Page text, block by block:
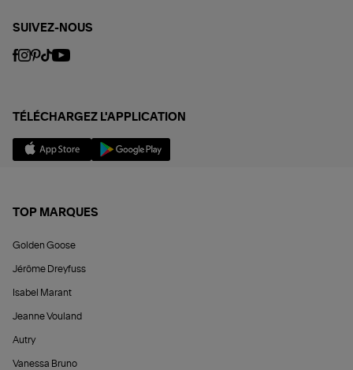
SUIVEZ-NOUS
TÉLÉCHARGEZ L'APPLICATION
TOP MARQUES
Golden Goose
Jérôme Dreyfuss
Isabel Marant
Jeanne Vouland
Autry
Vanessa Bruno